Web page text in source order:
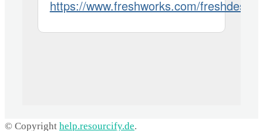
© Copyright help.resourcify.de.